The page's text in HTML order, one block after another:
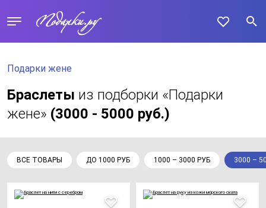
Подарки жене
Браслеты из подборки «Подарки
жене» (3000 - 5000 руб.)
ВСЕ ТОВАРЫ ДО 1000 РУБ 1000 – 3000 РУБ 3000 –